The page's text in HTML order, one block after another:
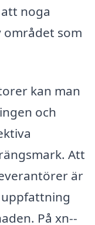
noga
området som
kan man
och
Att
är
På xn--